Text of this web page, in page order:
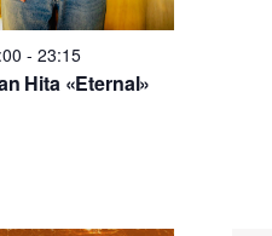
-23:15
Hita «Eternal»